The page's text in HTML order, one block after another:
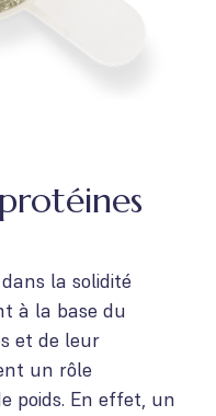
la solidité
à la base du
et de leur
un rôle
poids. En effet, un